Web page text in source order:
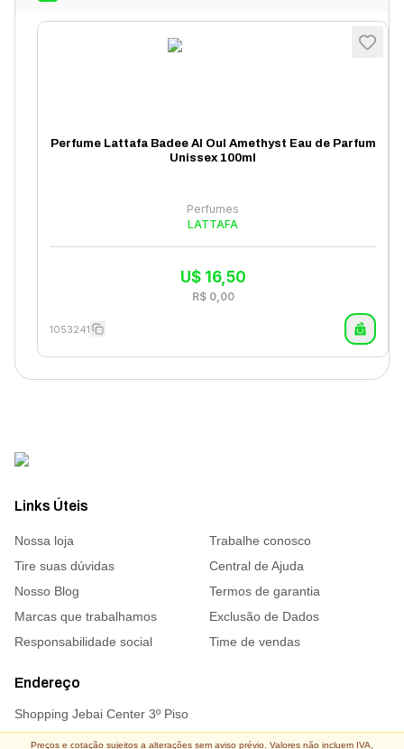
Perfume Lattafa Badee Al Oul Amethyst Eau de Parfum
Unissex 100ml
Perfumes
LATTAFA
U$ 16,50
R$ 0,00
1053241
Links Úteis
Nossa loja
Trabalhe conosco
Tire suas dúvidas
Central de Ajuda
Nosso Blog
Termos de garantia
Marcas que trabalhamos
Exclusão de Dados
Responsabilidade social
Time de vendas
Endereço
Shopping Jebai Center 3º Piso
Preços e cotação sujeitos a alterações sem aviso prévio. Valores não incluem IVA,